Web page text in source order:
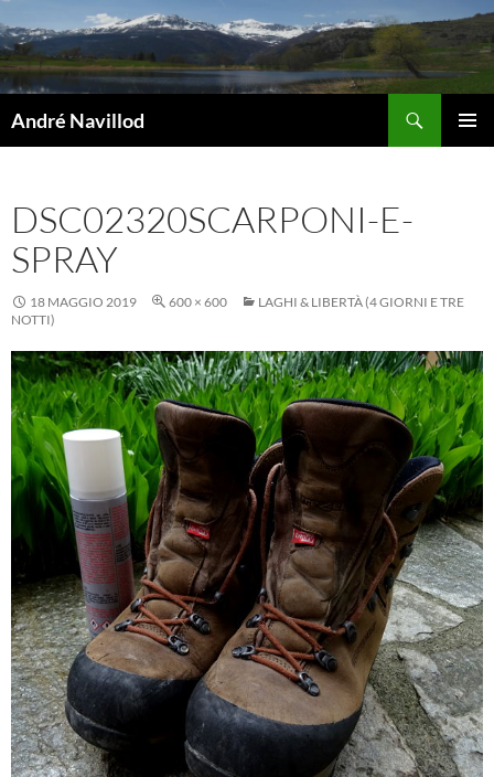
al
contenuto
André Navillod
DSC02320SCARPONI-E-
SPRAY
18 MAGGIO 2019 600 × 600
LAGHI & LIBERTÀ (4 GIORNI E TRE
NOTTI)